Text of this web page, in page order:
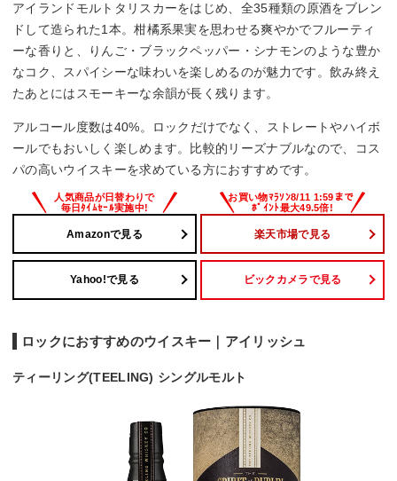
アイランドモルトタリスカーをはじめ、全35種類の原酒をブレン
ドして造られた1本。柑橘系果実を思わせる爽やかでフルーティ
ーな香りと、りんご・ブラックペッパー・シナモンのような豊か
なコク、スパイシーな味わいを楽しめるのが魅力です。飲み終え
たあとにはスモーキーな余韻が長く残ります。
アルコール度数は40%。ロックだけでなく、ストレートやハイボ
ールでもおいしく楽しめます。比較的リーズナブルなので、コス
パの高いウイスキーを求めている方におすすめです。
Amazonで見る 楽天市場で見る
Yahoo!で見る ビックカメラで見る
ロックにおすすめのウイスキー｜アイリッシュ
ティーリング(TEELING) シングルモルト